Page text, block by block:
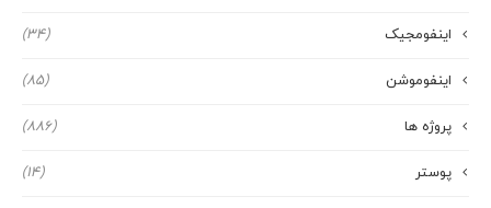
اینفومجیک (34)
اینفوموشن (85)
پروژه ها (886)
پوستر (14)